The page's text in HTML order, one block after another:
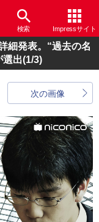
検索 Impressサイト
細発表。“過去の名
選出(1/3)
次の画像